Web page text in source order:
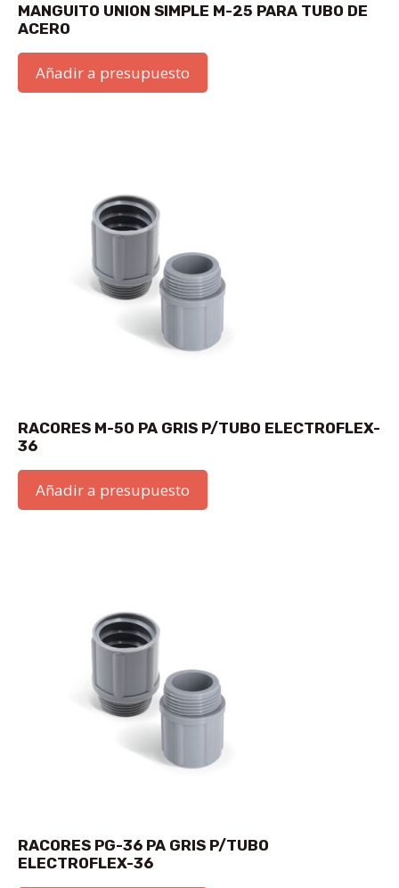
MANGUITO UNION SIMPLE M-25 PARA TUBO DE
ACERO
Añadir a presupuesto
RACORES M-50 PA GRIS P/TUBO ELECTROFLEX-
36
Añadir a presupuesto
RACORES PG-36 PA GRIS P/TUBO
ELECTROFLEX-36